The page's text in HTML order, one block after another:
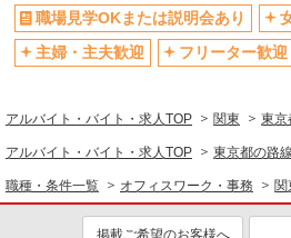
オフィスワーク
経理・人事・労務・総務・法務
社
社会保険あり
職場見学OKまたは説明会あり
主婦・主夫歓迎
フリーター歓迎
アルバイト・バイト・求人TOP 関東 東京
アルバイト・バイト・求人TOP 東京都の路線
職種・条件一覧 オフィスワーク・事務 関
掲載ご希望のお客様へ